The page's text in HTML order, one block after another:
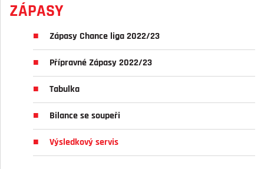
ZÁPASY
Zápasy Chance liga 2022/23
Přípravné Zápasy 2022/23
Tabulka
Bilance se soupeři
Výsledkový servis